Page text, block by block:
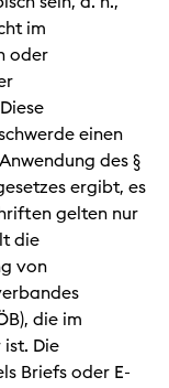
im
oder
einen
des §
ergibt, es
gelten nur
die
von
die im
Die
Briefs oder E-